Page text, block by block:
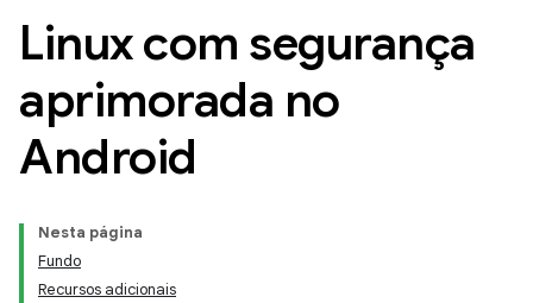
Linux com segurança
aprimorada no
Android
Nesta página
Fundo
Recursos adicionais